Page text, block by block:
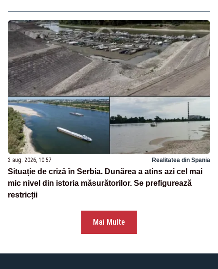
3 aug. 2026, 10:57 Realitatea din Spania
Situație de criză în Serbia. Dunărea a atins azi cel mai
mic nivel din istoria măsurătorilor. Se prefigurează
restricții
Mai Multe